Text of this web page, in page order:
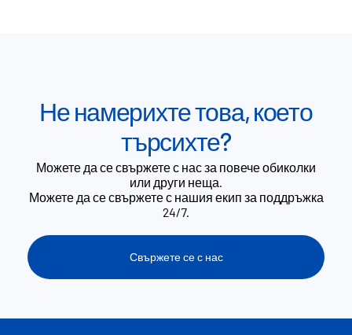
Не намерихте това, което
търсихте?
Можете да се свържете с нас за повече обиколки
или други неща.
Можете да се свържете с нашия екип за поддръжка
24/7.
Свържете се с нас